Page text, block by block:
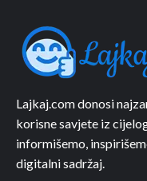
Lajkaj.com donosi
korisne savjete iz
informišemo,
digitalni sadržaj.